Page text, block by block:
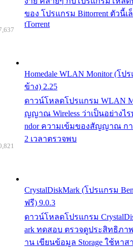
ของ โปรแกรม Bittorrent ตัวนี้
tTorrent
Homedale WLAN Monitor (
ข้าง) 2.25
ดาวน์โหลดโปรแกรม WLAN
ญญาณ Wireless ว่าเป็นอย่างไ
ndor ความเข้มของสัญญาณ กา
2 เวลาตรวจพบ
CrystalDiskMark (โปรแกรม
ฟรี) 9.0.3
ดาวน์โหลดโปรแกรม
ark ทดสอบ ตรวจดูประสิทธิภา
าน เขียนข้อมูล Storage ใช้หาส